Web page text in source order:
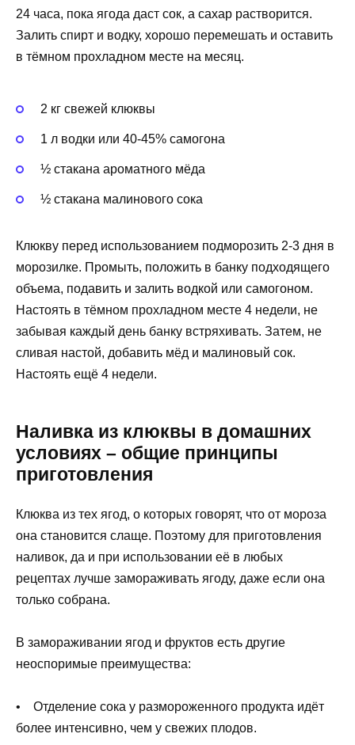
24 часа, пока ягода даст сок, а сахар растворится.
Залить спирт и водку, хорошо перемешать и оставить
в тёмном прохладном месте на месяц.
2 кг свежей клюквы
1 л водки или 40-45% самогона
½ стакана ароматного мёда
½ стакана малинового сока
Клюкву перед использованием подморозить 2-3 дня в
морозилке. Промыть, положить в банку подходящего
объема, подавить и залить водкой или самогоном.
Настоять в тёмном прохладном месте 4 недели, не
забывая каждый день банку встряхивать. Затем, не
сливая настой, добавить мёд и малиновый сок.
Настоять ещё 4 недели.
Наливка из клюквы в домашних
условиях – общие принципы
приготовления
Клюква из тех ягод, о которых говорят, что от мороза
она становится слаще. Поэтому для приготовления
наливок, да и при использовании её в любых
рецептах лучше замораживать ягоду, даже если она
только собрана.
В замораживании ягод и фруктов есть другие
неоспоримые преимущества:
• Отделение сока у размороженного продукта идёт
более интенсивно, чем у свежих плодов.